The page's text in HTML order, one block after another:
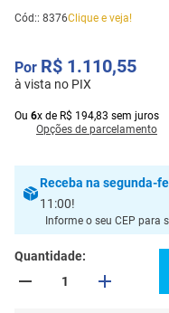
8376
Cód:: 8376Clique e veja!
R$ 1.110,55
à vista no PIX
Ou 6x de R$ 194,83 sem juros
Opções de parcelamento
Receba na segunda-
11:00!
Informe o seu CEP para
Quantidade